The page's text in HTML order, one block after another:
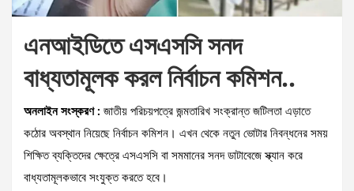
এনআইডিতে এসএসসি সনদ
বাধ্যতামূলক করল নির্বাচন কমিশন..
অনলাইন সংস্করণ : জাতীয় পরিচয়পত্রে জন্মতারিখ সংক্রান্ত জটিলতা এড়াতে
কঠোর অবস্থান নিয়েছে নির্বাচন কমিশন। এখন থেকে নতুন ভোটার নিবন্ধনের সময়
শিক্ষিত ব্যক্তিদের ক্ষেত্রে এসএসসি বা সমমানের সনদ ডাটাবেজে স্ক্যান করে
বাধ্যতামূলকভাবে সংযুক্ত করতে হবে।